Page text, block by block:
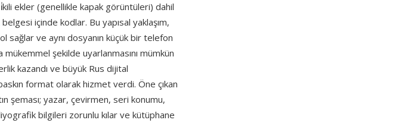
ekler (genellikle kapak görüntüleri) dahil
belgesi içinde kodlar. Bu yapısal yaklaşım,
sağlar ve aynı dosyanın küçük bir telefon
şekilde uyarlanmasını mümkün
kazandı ve büyük Rus dijital
format olarak hizmet verdi. Öne çıkan
şeması; yazar, çevirmen, seri konumu,
bilgileri zorunlu kılar ve kütüphane